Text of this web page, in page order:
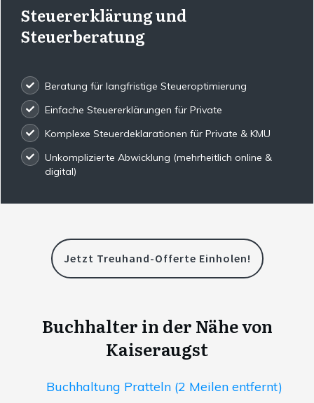
Steuererklärung und
Steuerberatung
Beratung für langfristige Steueroptimierung
Einfache Steuererklärungen für Private
Komplexe Steuerdeklarationen für Private & KMU
Unkomplizierte Abwicklung (mehrheitlich online &
digital)
Jetzt Treuhand-Offerte Einholen!
Buchhalter in der Nähe von
Kaiseraugst
Buchhaltung Pratteln (2 Meilen entfernt)